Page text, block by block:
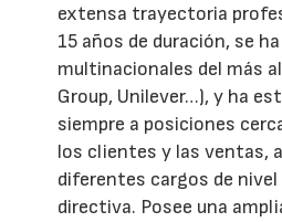
extensa trayectoria
15 años de duración, se
multinacionales del más
Group, Unilever…), y ha
siempre a posiciones
los clientes y las ventas,
diferentes cargos de
directiva. Posee una